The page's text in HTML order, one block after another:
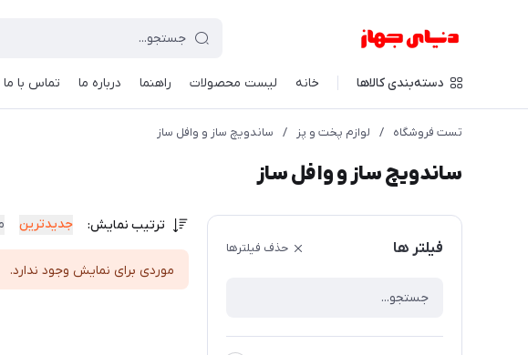
دسته‌بندی کالاها خانه لیست محصولات راهنما درباره ما تماس با ما
تست فروشگاه / لوازم پخت و پز / ساندویچ ساز و وافل ساز
ساندویچ ساز و وافل ساز
فیلتر ها حذف فیلترها
ترتیب نمایش: جدیدترین
موردی برای نمایش وجود ندارد.